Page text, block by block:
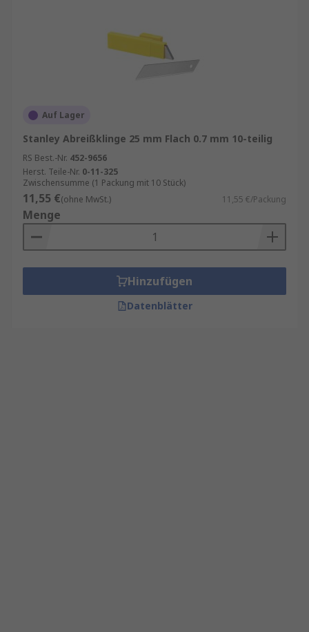
Auf Lager
Stanley Abreißklinge 25 mm Flach 0.7 mm 10-teilig
RS Best.-Nr. 452-9656
Herst. Teile-Nr. 0-11-325
Zwischensumme (1 Packung mit 10 Stück)
11,55 €(ohne MwSt.) 11,55 €/Packung
Menge
Hinzufügen
Datenblätter